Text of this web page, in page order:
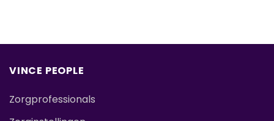
VINCE PEOPLE
Zorgprofessionals